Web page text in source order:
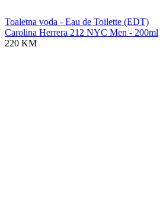
Toaletna voda - Eau de Toilette (EDT)
Carolina Herrera 212 NYC Men - 200ml
220 KM